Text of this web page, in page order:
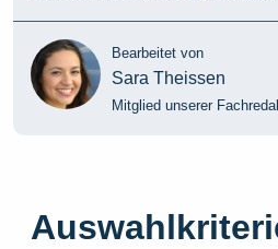
Bearbeitet von
Sara Theissen
Mitglied unserer